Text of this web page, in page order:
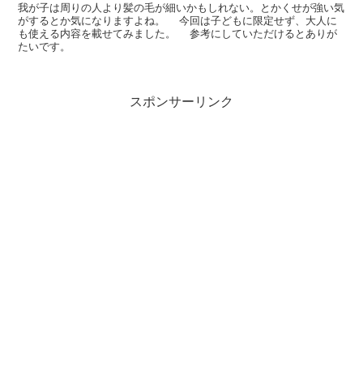
我が子は周りの人より髪の毛が細いかもしれない。とかくせが強い気
がするとか気になりますよね。 今回は子どもに限定せず、大人に
も使える内容を載せてみました。 参考にしていただけるとありが
たいです。
スポンサーリンク